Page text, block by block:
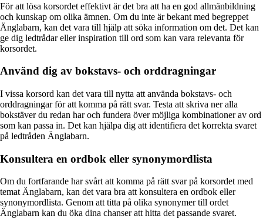
För att lösa korsordet effektivt är det bra att ha en god allmänbildning
och kunskap om olika ämnen. Om du inte är bekant med begreppet
Änglabarn, kan det vara till hjälp att söka information om det. Det kan
ge dig ledtrådar eller inspiration till ord som kan vara relevanta för
korsordet.
Använd dig av bokstavs- och orddragningar
I vissa korsord kan det vara till nytta att använda bokstavs- och
orddragningar för att komma på rätt svar. Testa att skriva ner alla
bokstäver du redan har och fundera över möjliga kombinationer av ord
som kan passa in. Det kan hjälpa dig att identifiera det korrekta svaret
på ledtråden Änglabarn.
Konsultera en ordbok eller synonymordlista
Om du fortfarande har svårt att komma på rätt svar på korsordet med
temat Änglabarn, kan det vara bra att konsultera en ordbok eller
synonymordlista. Genom att titta på olika synonymer till ordet
Änglabarn kan du öka dina chanser att hitta det passande svaret.